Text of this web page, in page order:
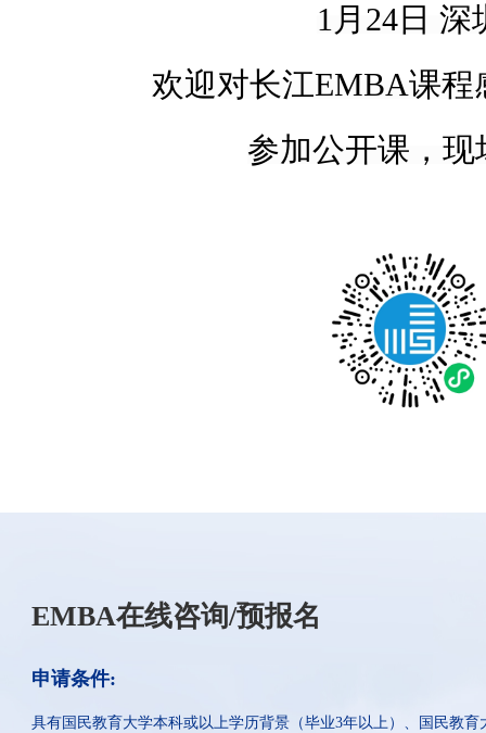
1月24日 深
欢迎对长江EMBA课程
参加公开课，现
EMBA在线咨询/预报名
申请条件:
具有国民教育大学本科或以上学历背景（毕业3年以上）、国民教